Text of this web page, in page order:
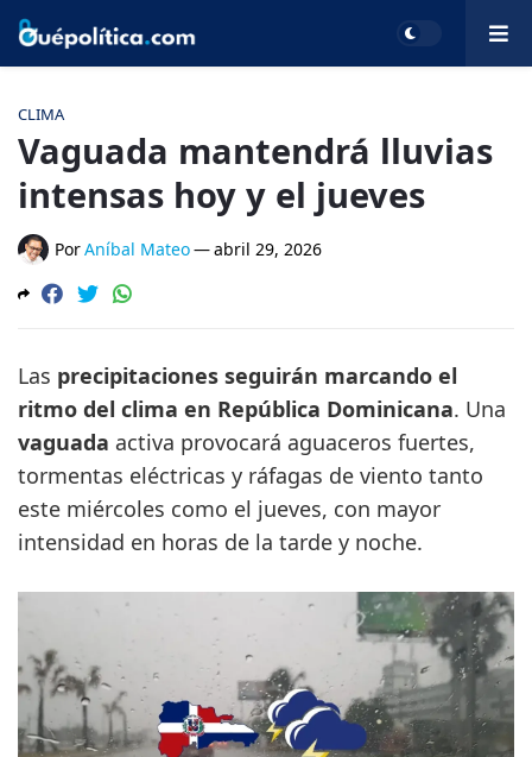
CLIMA
Vaguada mantendrá lluvias
intensas hoy y el jueves
PorAníbal Mateo—abril 29, 2026
Las precipitaciones seguirán marcando el
ritmo del clima en República Dominicana. Una
vaguada activa provocará aguaceros fuertes,
tormentas eléctricas y ráfagas de viento tanto
este miércoles como el jueves, con mayor
intensidad en horas de la tarde y noche.